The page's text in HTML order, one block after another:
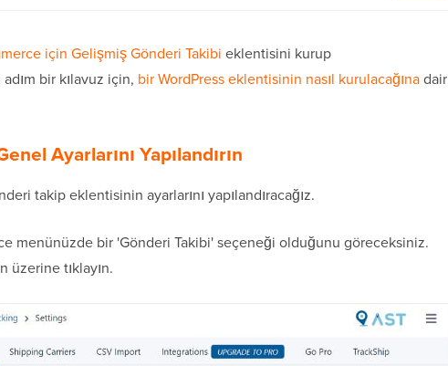
için Gelişmiş Gönderi Takibi eklentisini kurup
bir kılavuz için, bir WordPress eklentisinin nasıl kurulacağınadair
Ayarlarını Yapılandırın
takip eklentisinin ayarlarını yapılandıracağız.
menünüzde bir 'Gönderi Takibi' seçeneği olduğunu göreceksiniz.
üzerine tıklayın.